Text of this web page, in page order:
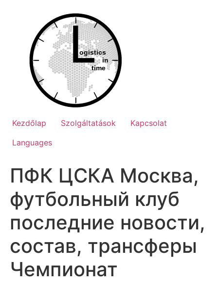
tartalomhoz
Kezdőlap Szolgáltatások
Kapcsolat
Languages
ПФК ЦСКА Москва,
футбольный клуб
последние новости,
состав, трансферы
Чемпионат